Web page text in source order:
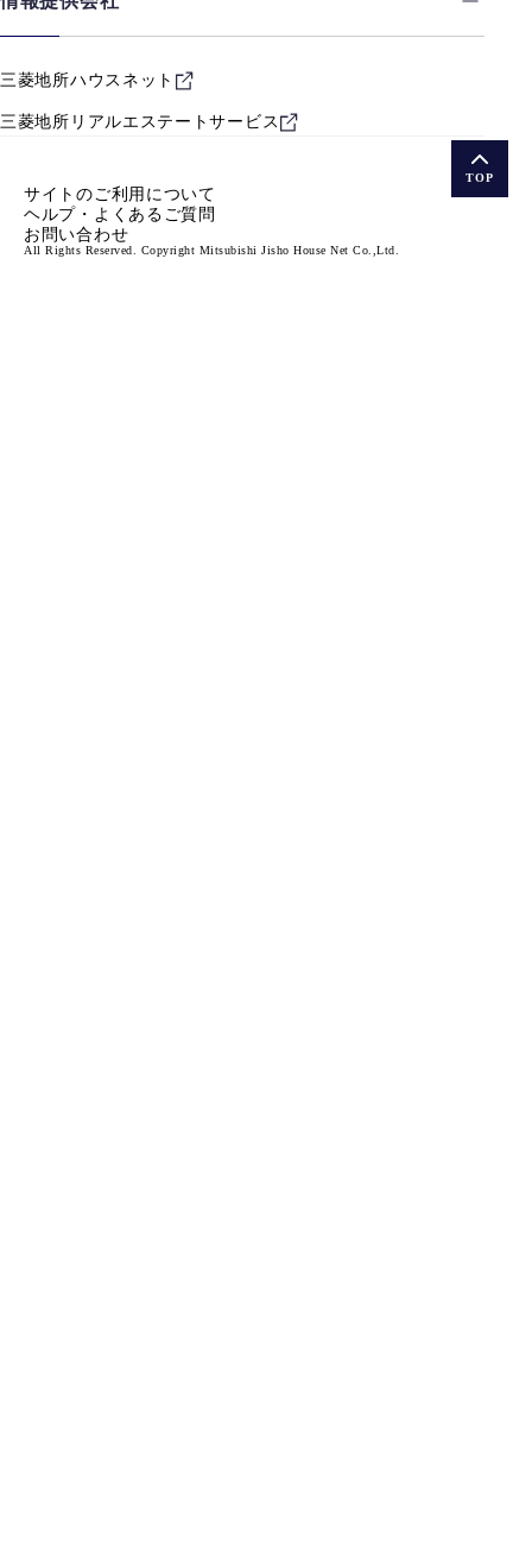
三菱地所ハウスネット
三菱地所リアルエステートサービス
サイトのご利用について
ヘルプ・よくあるご質問
お問い合わせ
All Rights Reserved. Copyright Mitsubishi Jisho House Net Co.,Ltd.
TOP